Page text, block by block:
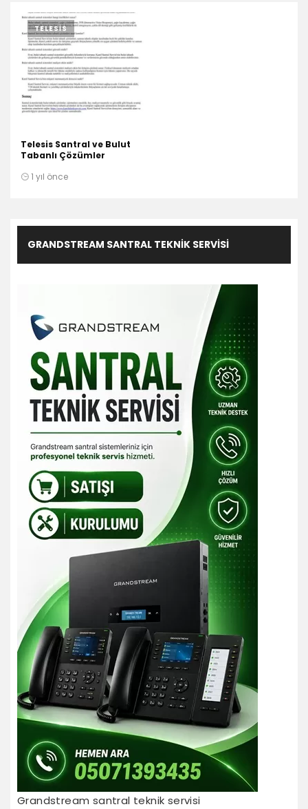
TELESIS
Telesis Santral ve Bulut
Tabanlı Çözümler
1 yıl önce
GRANDSTREAM SANTRAL TEKNIK SERVISI
Grandstream santral teknik servisi